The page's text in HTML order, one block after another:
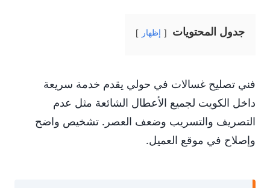
جدول المحتويات إظهار
فني تصليح غسالات في حولي يقدم خدمة سريعة
داخل الكويت لجميع الأعطال الشائعة مثل عدم
التصريف والتسريب وضعف العصر. تشخيص واضح
وإصلاح في موقع العميل.